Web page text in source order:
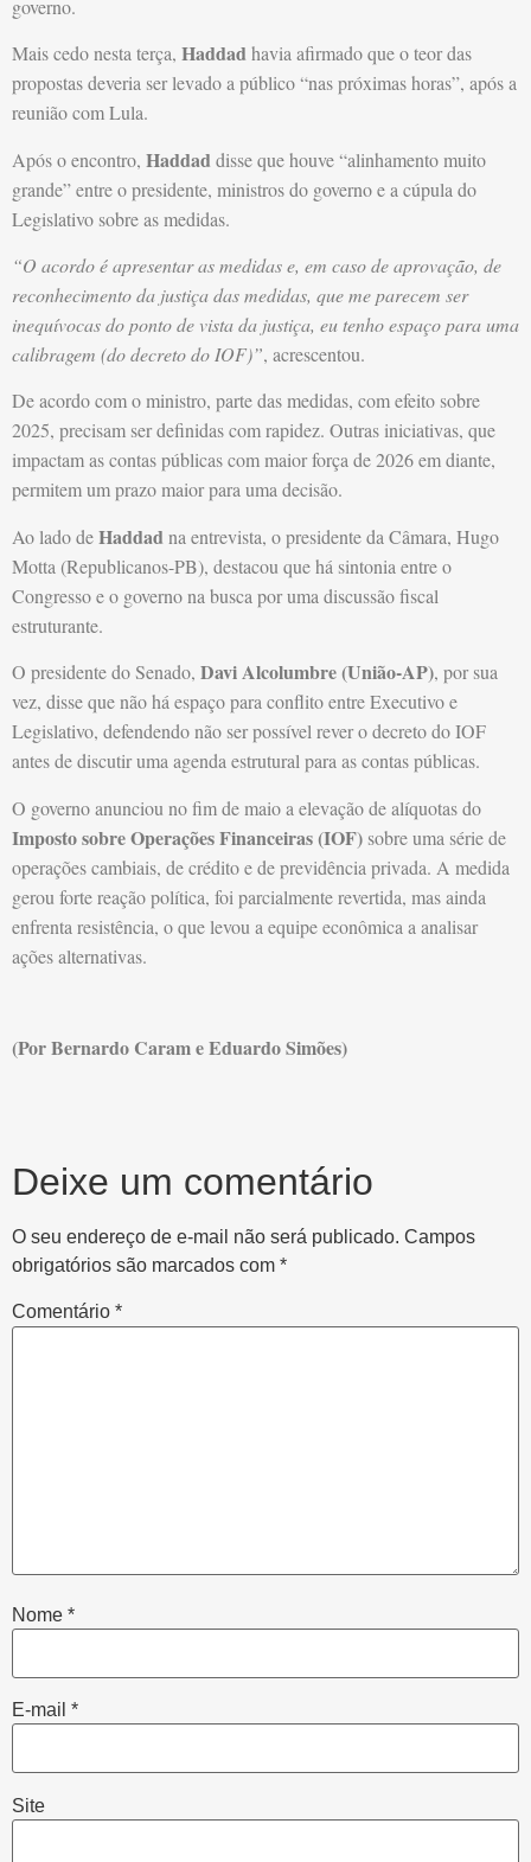
governo.
Mais cedo nesta terça, Haddadhavia afirmado que o teor das
propostas deveria ser levado a público “nas próximas horas”, após a
reunião com Lula.
Após o encontro, Haddaddisse que houve “alinhamento muito
grande” entre o presidente, ministros do governo e a cúpula do
Legislativo sobre as medidas.
“O acordo é apresentar as medidas e, em caso de aprovação, de
reconhecimento da justiça das medidas, que me parecem ser
inequívocas do ponto de vista da justiça, eu tenho espaço para uma
calibragem (do decreto do IOF)”, acrescentou.
De acordo com o ministro, parte das medidas, com efeito sobre
2025, precisam ser definidas com rapidez. Outras iniciativas, que
impactam as contas públicas com maior força de 2026 em diante,
permitem um prazo maior para uma decisão.
Ao lado deHaddadna entrevista, o presidente da Câmara, Hugo
Motta (Republicanos-PB), destacou que há sintonia entre o
Congresso e o governo na busca por uma discussão fiscal
estruturante.
O presidente do Senado, Davi Alcolumbre (União-AP), por sua
vez, disse que não há espaço para conflito entre Executivo e
Legislativo, defendendo não ser possível rever o decreto do IOF
antes de discutir uma agenda estrutural para as contas públicas.
O governo anunciou no fim de maio a elevação de alíquotas do
Imposto sobre Operações Financeiras (IOF) sobre uma série de
operações cambiais, de crédito e de previdência privada. A medida
gerou forte reação política, foi parcialmente revertida, mas ainda
enfrenta resistência, o que levou a equipe econômica a analisar
ações alternativas.
(Por Bernardo Caram e Eduardo Simões)
Deixe um comentário
O seu endereço de e-mail não será publicado. Campos
obrigatórios são marcados com *
Comentário *
Nome *
E-mail *
Site